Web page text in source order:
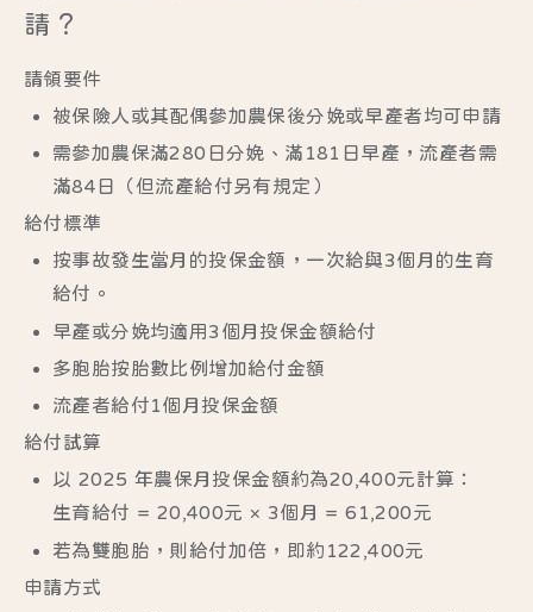
請？
請領要件
被保險人或其配偶參加農保後分娩或早產者均可申請
需參加農保滿280日分娩、滿181日早產，流產者需
滿84日（但流產給付另有規定）
給付標準
按事故發生當月的投保金額，一次給與3個月的生育
給付。
早產或分娩均適用3個月投保金額給付
多胞胎按胎數比例增加給付金額
流產者給付1個月投保金額
給付試算
以 2025 年農保月投保金額約為20,400元計算：
生育給付 = 20,400元 × 3個月 = 61,200元
若為雙胞胎，則給付加倍，即約122,400元
申請方式